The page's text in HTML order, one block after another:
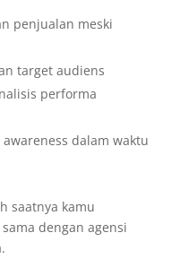
penjualan meski
target audiens
performa
dalam waktu
saatnya kamu
dengan agensi